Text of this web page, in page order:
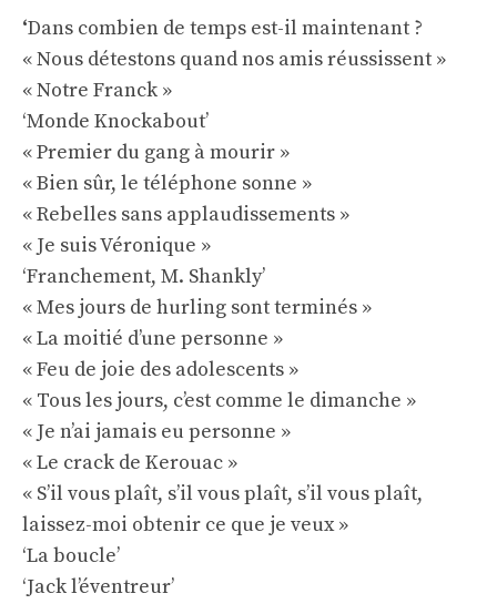
‘Dans combien de temps est-il maintenant ?
« Nous détestons quand nos amis réussissent »
« Notre Franck »
‘Monde Knockabout’
« Premier du gang à mourir »
« Bien sûr, le téléphone sonne »
« Rebelles sans applaudissements »
« Je suis Véronique »
‘Franchement, M. Shankly’
« Mes jours de hurling sont terminés »
« La moitié d’une personne »
« Feu de joie des adolescents »
« Tous les jours, c’est comme le dimanche »
« Je n’ai jamais eu personne »
« Le crack de Kerouac »
« S’il vous plaît, s’il vous plaît, s’il vous plaît,
laissez-moi obtenir ce que je veux »
‘La boucle’
‘Jack l’éventreur’